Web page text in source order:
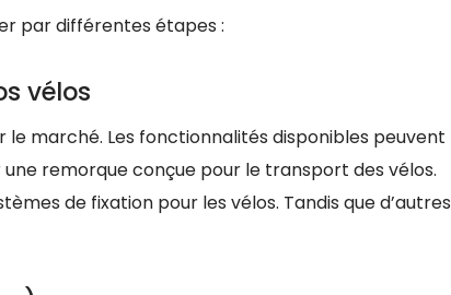
par différentes étapes :
vélos
marché. Les fonctionnalités disponibles peuvent
une remorque conçue pour le transport des vélos.
de fixation pour les vélos. Tandis que d’autres